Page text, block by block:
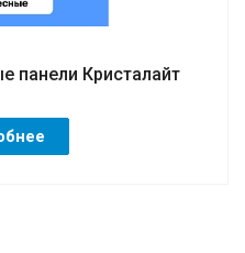
панели Кристалайт